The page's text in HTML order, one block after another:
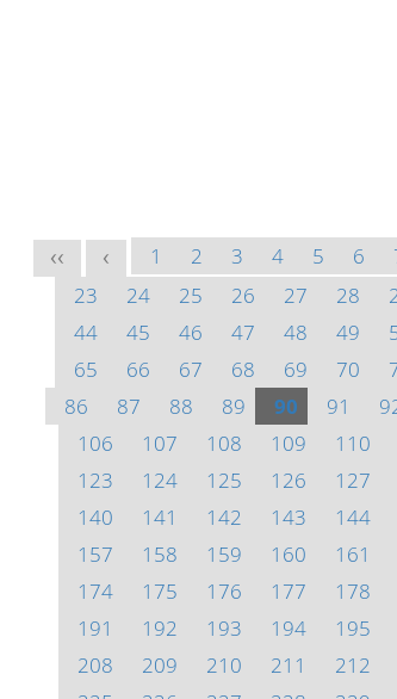
<< < 1 2 3 4 5 6
23
24 25 26 27 28
44
45 46 47 48 49
65
66 67 68 69 70
86
87 88 89 90 91
106
107 108 109 110
123
124 125 126 127
140
141 142 143 144
157
158 159 160 161
174
175 176 177 178
191
192 193 194 195
208
209 210 211 212